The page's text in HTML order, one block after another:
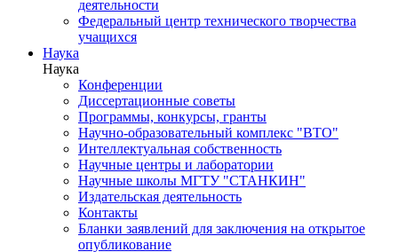
деятельности
Федеральный центр технического творчества
учащихся
Наука
Наука
Конференции
Диссертационные советы
Программы, конкурсы, гранты
Научно-образовательный комплекс "ВТО"
Интеллектуальная собственность
Научные центры и лаборатории
Научные школы МГТУ "СТАНКИН"
Издательская деятельность
Контакты
Бланки заявлений для заключения на открытое
опубликование